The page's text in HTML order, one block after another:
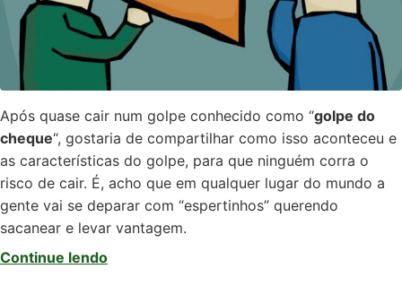
Após quase cair num golpe conhecido como “golpe do
cheque“, gostaria de compartilhar como isso aconteceu e
as características do golpe, para que ninguém corra o
risco de cair. É, acho que em qualquer lugar do mundo a
gente vai se deparar com “espertinhos” querendo
sacanear e levar vantagem.
Continue lendo